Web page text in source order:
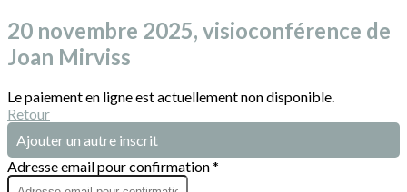
20 novembre 2025, visioconférence de
Joan Mirviss
Le paiement en ligne est actuellement non disponible.
Retour
Ajouter un autre inscrit
Adresse email pour confirmation *